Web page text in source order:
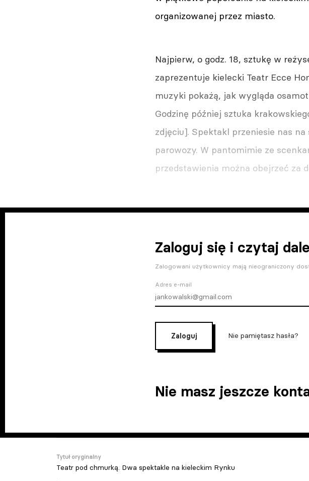
organizowanej przez miasto.
Najpierw, o godz. 18, sztukę w
zaprezentuje kielecki Teatr Ecce
muzyki pokażą, jak wygląda
Godzinę później sztuka
zdjęciu]. Spektakl przeniesie nas
parowozy. W pantomimie ze
przedstawienia można obejrzeć za
Zaloguj się i czytaj
Zalogowani użytkownicy mają nieograniczony
Adres e-mail
Zaloguj Nie pamiętasz hasła?
Nie masz jeszcze
Tytuł oryginalny
Teatr pod chmurką. Dwa spektakle na kieleckim Rynku